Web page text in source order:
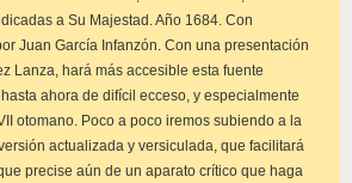
a Su Majestad. Año 1684. Con
Juan García Infanzón. Con una presentación
Lanza, hará más accesible esta fuente
ahora de difícil ecceso, y especialmente
otomano. Poco a poco iremos subiendo a la
actualizada y versiculada, que facilitará
precise aún de un aparato crítico que haga